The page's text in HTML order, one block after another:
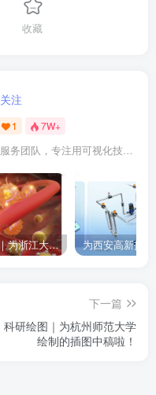
收藏
关注
1 7W+
你好！这里是原子创意服务团队，专注用可视化技术点亮科研成果。我们提供： ✓ 期刊封面设计 ✓ 论文插图优化 ✓ 二维三维动画 ✓ 数字孪生建模 已成功服务10000+企业及科研人士。
科研绘图｜为浙江大学绘制的封面中稿啦！
下一篇
科研绘图｜为杭州师范大学
绘制的插图中稿啦！